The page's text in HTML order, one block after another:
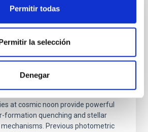
Permitir todas
la selección
Denegar
out quenching in quiescent
gradients from JWST-
at cosmic noon provide powerful
formation quenching and stellar
Previous photometric